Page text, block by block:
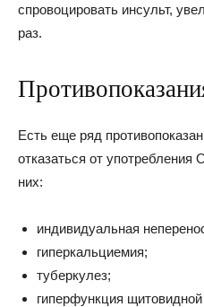
спровоцировать инсульт,
раз.
Есть еще ряд
отказаться от
них:
индивидуальная
гиперкальциемия;
туберкулез;
гиперфункция